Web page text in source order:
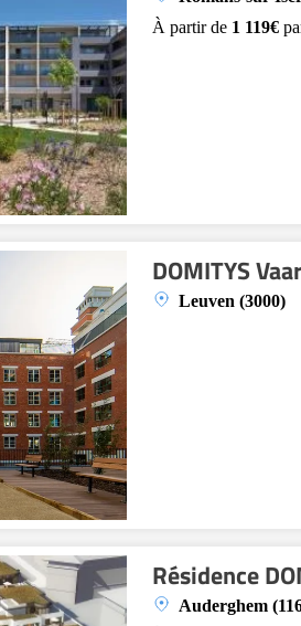
À partir de 1 119€
DOMITYS
Leuven (3000)
Résidence
Auderghem